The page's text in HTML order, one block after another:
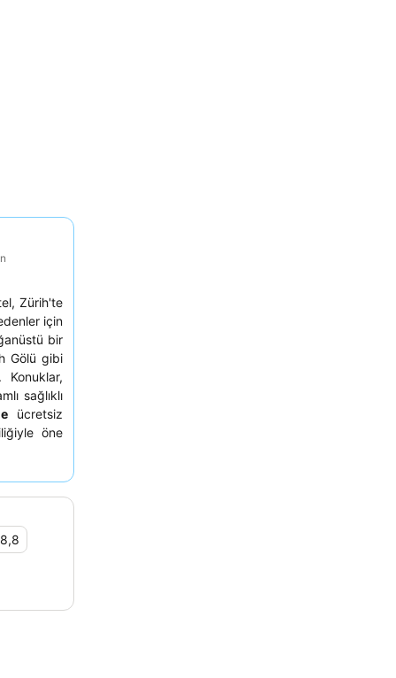
Zürih'te
için
bir
Gölü gibi
sağlıklı
ücretsiz
öne
8,8